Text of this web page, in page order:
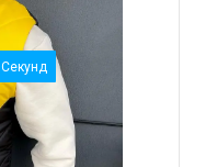
Секунд